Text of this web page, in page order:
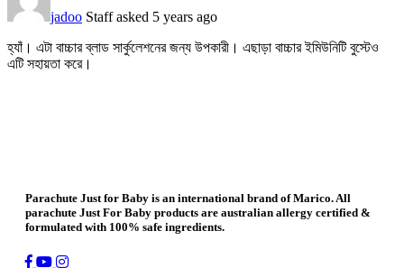
jadoo Staffasked 5 years ago
হ্যাঁ। এটা বাচ্চার ব্লাড সার্কুলেশনের জন্য উপকারী। এছাড়া বাচ্চার ইমিউনিটি বুস্টেও
এটি সহায়তা করে।
Parachute Just for Baby is an international brand of Marico. All
parachute Just For Baby products are australian allergy certified &
formulated with 100% safe ingredients.